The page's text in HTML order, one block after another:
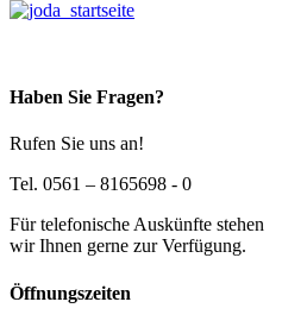
Haben Sie Fragen?
Rufen Sie uns an!
Tel. 0561 – 8165698 - 0
Für telefonische Auskünfte stehen
wir Ihnen gerne zur Verfügung.
Öffnungszeiten